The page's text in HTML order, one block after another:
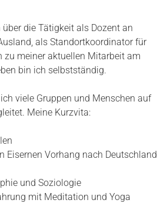
die Tätigkeit als Dozent an
als Standortkoordinator für
zu meiner aktuellen Mitarbeit am
bin ich selbstständig.
viele Gruppen und Menschen auf
Meine Kurzvita:
Eisernen Vorhang nach Deutschland
und Soziologie
mit Meditation und Yoga